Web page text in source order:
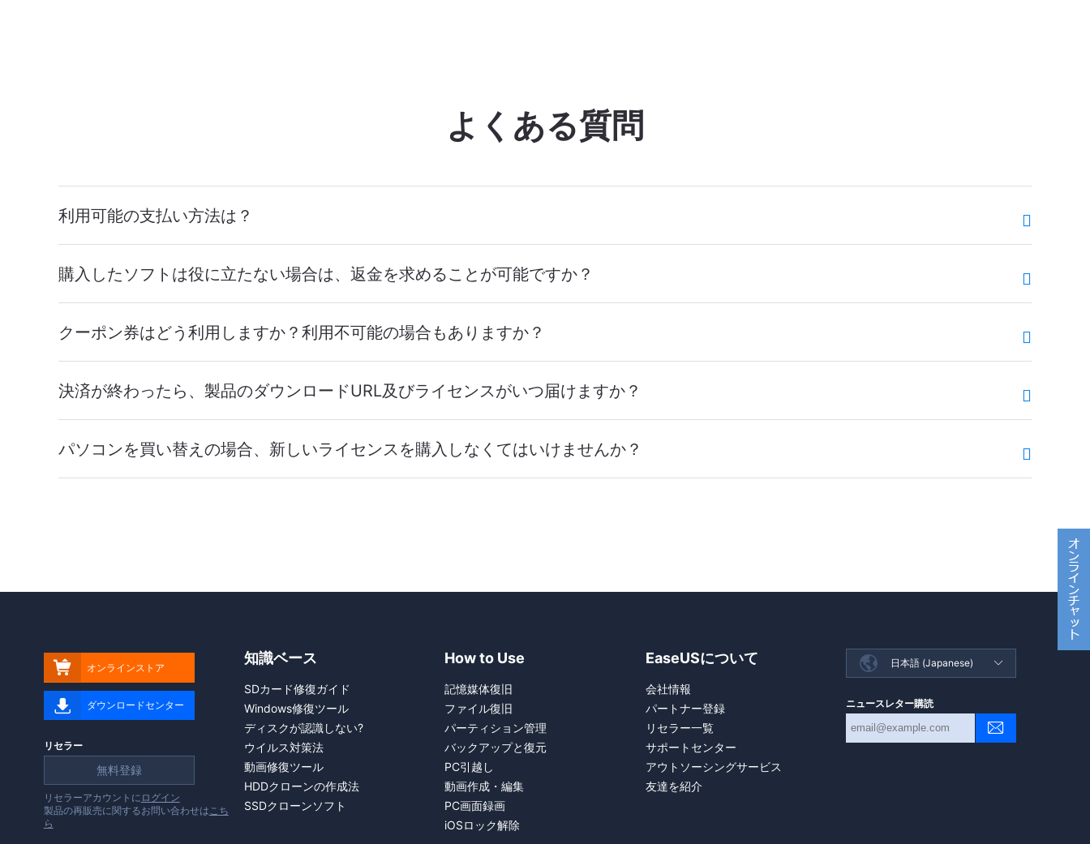
よくある質問
利用可能の支払い方法は？
購入したソフトは役に立たない場合は、返金を求めることが可能ですか？
クーポン券はどう利用しますか？利用不可能の場合もありますか？
決済が終わったら、製品のダウンロードURL及びライセンスがいつ届けますか？
パソコンを買い替えの場合、新しいライセンスを購入しなくてはいけませんか？
 オンラインストア
 ダウンロードセンター
リセラー
無料登録
リセラーアカウントに ログイン
製品の再販売に関するお問い合わせはこち
ら
知識ベース
SDカード修復ガイド
Windows修復ツール
ディスクが認識しない?
ウイルス対策法
動画修復ツール
HDDクローンの作成法
SSDクローンソフト
How to Use
記憶媒体復旧
ファイル復旧
パーティション管理
バックアップと復元
PC引越し
動画作成・編集
PC画面録画
iOSロック解除
EaseUSについて
会社情報
パートナー登録
リセラー一覧
サポートセンター
アウトソーシングサービス
友達を紹介
 日本語 (Japanese) 
ニュースレター購読